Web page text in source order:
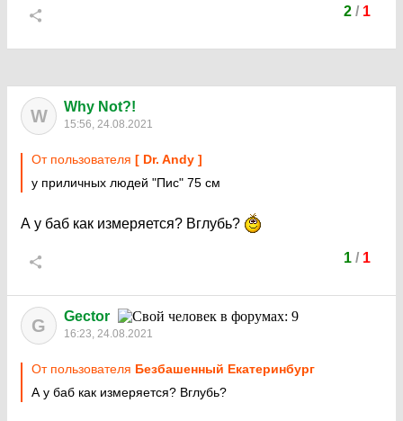
2/ 1
W Why Not?!
15:56, 24.08.2021
От пользователя [ Dr. Andy ]
у приличных людей "Пис" 75 см
А у баб как измеряется? Вглубь?
1/ 1
G Gector
16:23, 24.08.2021
От пользователя Безбашенный Екатеринбург
А у баб как измеряется? Вглубь?